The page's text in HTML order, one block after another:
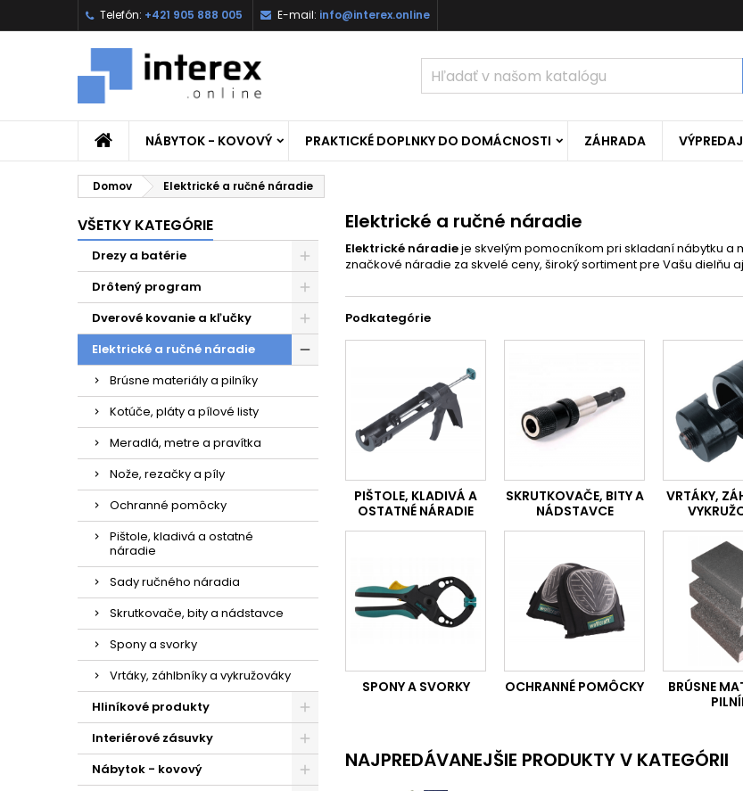
Telefón: +421 905 888 005 E-mail: info@interex.online
NÁBYTOK - KOVOVÝ PRAKTICKÉ DOPLNKY DO DOMÁCNOSTI ZÁHRADA VÝPREDAJ
Domov Elektrické a ručné náradie
VŠETKY KATEGÓRIE
Drezy a batérie
Drôtený program
Dverové kovanie a kľučky
Elektrické a ručné náradie
Brúsne materiály a pilníky
Kotúče, pláty a pílové listy
Meradlá, metre a pravítka
Nože, rezačky a píly
Ochranné pomôcky
Pištole, kladivá a ostatné
náradie
Sady ručného náradia
Skrutkovače, bity a nádstavce
Spony a svorky
Vrtáky, záhlbníky a vykružováky
Hliníkové produkty
Interiérové zásuvky
Nábytok - kovový
Elektrické a ručné náradie
Elektrické náradieje skvelým pomocníkom pri skladaní nábytku a
značkové náradie za skvelé ceny, široký sortiment pre Vašu
Podkategórie
PIŠTOLE, KLADIVÁ A
OSTATNÉ NÁRADIE
SKRUTKOVAČE, BITY A
NÁDSTAVCE
VRTÁKY,
SPONY A SVORKY OCHRANNÉ POMÔCKY
BRÚSNE
NAJPREDÁVANEJŠIE PRODUKTY V KATEGÓRII